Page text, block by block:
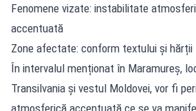
Fenomene vizate: instabilitate
accentuată
Zone afectate: conform textului și hărții
În intervalul menționat în Maramureș,
Transilvania și vestul Moldovei, vor fi